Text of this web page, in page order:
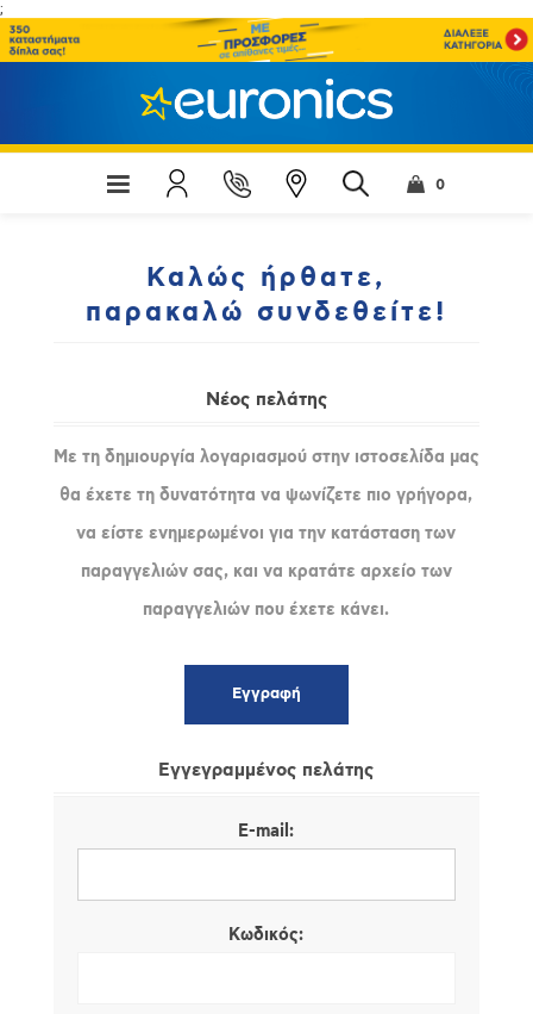
;
0
Καλώς ήρθατε,
παρακαλώ συνδεθείτε!
Νέος πελάτης
Με τη δημιουργία λογαριασμού στην ιστοσελίδα μας
θα έχετε τη δυνατότητα να ψωνίζετε πιο γρήγορα,
να είστε ενημερωμένοι για την κατάσταση των
παραγγελιών σας, και να κρατάτε αρχείο των
παραγγελιών που έχετε κάνει.
Εγγεγραμμένος πελάτης
E-mail:
Κωδικός: